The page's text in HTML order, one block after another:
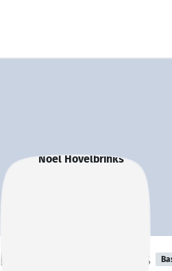
Noel Hövelbrinks